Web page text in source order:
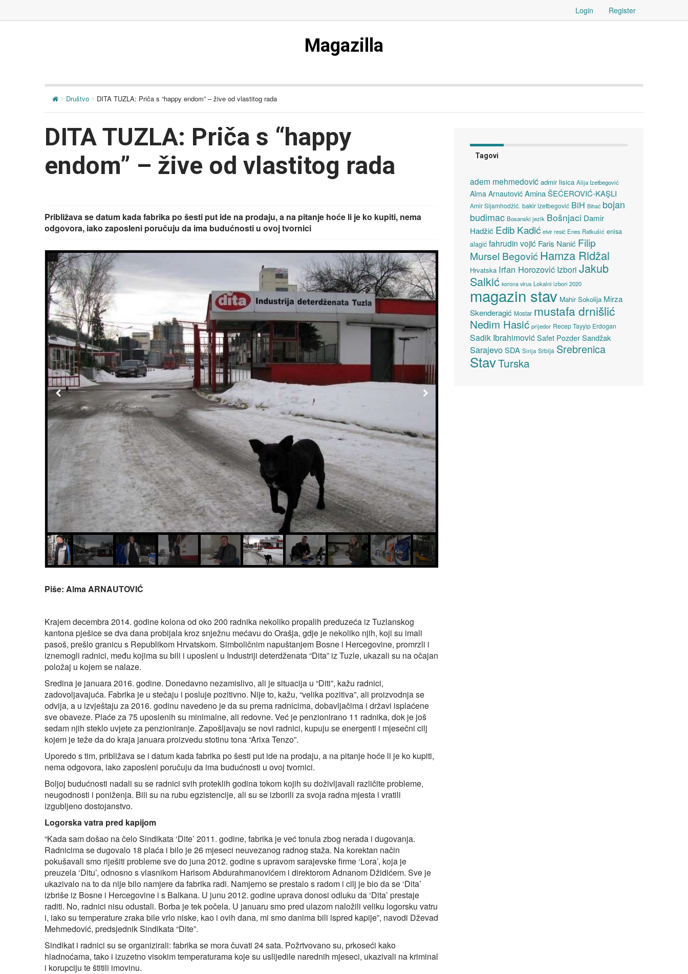
Login Register
Magazilla
Društvo DITA TUZLA: Priča s “happy endom” – žive od vlastitog rada
DITA TUZLA: Priča s “happy
endom” – žive od vlastitog rada
Približava se datum kada fabrika po šesti put ide na prodaju, a na pitanje hoće li je ko kupiti, nema
odgovora, iako zaposleni poručuju da ima budućnosti u ovoj tvornici
Piše: Alma ARNAUTOVIĆ
Krajem decembra 2014. godine kolona od oko 200 radnika nekoliko propalih preduzeća iz Tuzlanskog
kantona pješice se dva dana probijala kroz snježnu mećavu do Orašja, gdje je nekoliko njih, koji su imali
pasoš, prešlo granicu s Republikom Hrvatskom. Simboličnim napuštanjem Bosne i Hercegovine, promrzli i
iznemogli radnici, među kojima su bili i uposleni u Industriji deterdženata “Dita” iz Tuzle, ukazali su na očajan
položaj u kojem se nalaze.
Sredina je januara 2016. godine. Donedavno nezamislivo, ali je situacija u “Diti”, kažu radnici,
zadovoljavajuća. Fabrika je u stečaju i posluje pozitivno. Nije to, kažu, “velika pozitiva”, ali proizvodnja se
odvija, a u izvještaju za 2016. godinu navedeno je da su prema radnicima, dobavljačima i državi isplaćene
sve obaveze. Plaće za 75 uposlenih su minimalne, ali redovne. Već je penzionirano 11 radnika, dok je još
sedam njih steklo uvjete za penzioniranje. Zapošljavaju se novi radnici, kupuju se energenti i mjesečni cilj
kojem je teže da do kraja januara proizvedu stotinu tona “Arixa Tenzo”.
Uporedo s tim, približava se i datum kada fabrika po šesti put ide na prodaju, a na pitanje hoće li je ko kupiti,
nema odgovora, iako zaposleni poručuju da ima budućnosti u ovoj tvornici.
Boljoj budućnosti nadali su se radnici svih proteklih godina tokom kojih su doživljavali različite probleme,
neugodnosti i poniženja. Bili su na rubu egzistencije, ali su se izborili za svoja radna mjesta i vratili
izgubljeno dostojanstvo.
Logorska vatra pred kapijom
“Kada sam došao na čelo Sindikata ‘Dite’ 2011. godine, fabrika je već tonula zbog nerada i dugovanja.
Radnicima se dugovalo 18 plaća i bilo je 26 mjeseci neuvezanog radnog staža. Na korektan način
pokušavali smo riješiti probleme sve do juna 2012. godine s upravom sarajevske firme ‘Lora’, koja je
preuzela ‘Ditu’, odnosno s vlasnikom Harisom Abdurahmanovićem i direktorom Adnanom Džidićem. Sve je
ukazivalo na to da nije bilo namjere da fabrika radi. Namjerno se prestalo s radom i cilj je bio da se ‘Dita’
izbriše iz Bosne i Hercegovine i s Balkana. U junu 2012. godine uprava donosi odluku da ‘Dita’ prestaje
raditi. No, radnici nisu odustali. Borba je tek počela. U januaru smo pred ulazom naložili veliku logorsku vatru
i, iako su temperature zraka bile vrlo niske, kao i ovih dana, mi smo danima bili ispred kapije”, navodi Dževad
Mehmedović, predsjednik Sindikata “Dite”.
Sindikat i radnici su se organizirali: fabrika se mora čuvati 24 sata. Požrtvovano su, prkoseći kako
hladnoćama, tako i izuzetno visokim temperaturama koje su uslijedile narednih mjeseci, ukazivali na kriminal
i korupciju te štitili imovinu.
Tagovi
adem mehmedović admir lisica Alija Izetbegović
Alma Arnautović Amina ŠEĆEROVIĆ-KAŞLI
Amir Sijamhodžić. bakir izetbegović BiH Bihać bojan
budimac Bosanski jezik Bošnjaci Damir
Hadžić Edib Kadić elvir resić Enes Ratkušić enisa
alagić fahrudin vojić Faris Nanić Filip
Mursel Begović Hamza Ridžal
Hrvatska Irfan Horozović Izbori Jakub
Salkić korona virus Lokalni izbori 2020
magazin stav Mahir Sokolija Mirza
Skenderagić Mostar mustafa drnišlić
Nedim Hasić prijedor Recep Tayyip Erdogan
Sadik Ibrahimović Safet Pozder Sandžak
SarajevoSDA Sirija Srbija Srebrenica
StavTurska